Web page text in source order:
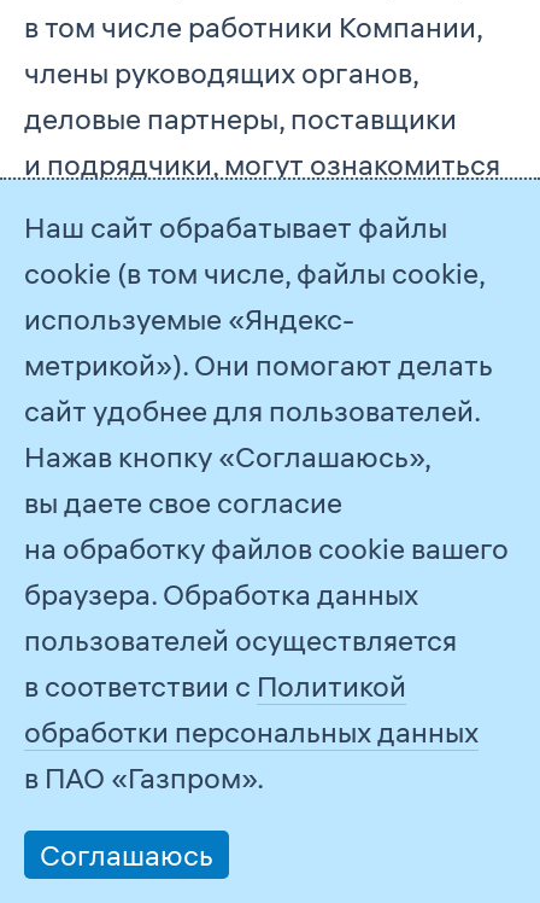
в том числе работники Компании,
члены руководящих органов,
деловые партнеры, поставщики
и подрядчики, могут ознакомиться
с Антикоррупционной политикой
ПАО «Газпром»
на официальном
сайте Компании.
В 2018 г. в ПАО «Газпром»
утвержденПлан противодействия
коррупции на 2018–2020 гг.
Электронная версияПлана
размещена на информационном
портале Службы корпоративной
защиты ПАО «Газпром»
в свободном доступе для
руководителей структурных
подразделений, дочерних обществ
и организаций ПАО «Газпром» для
исполнения и разработки
Наш сайт обрабатывает файлы
cookie (в том числе, файлы cookie,
используемые «Яндекс-
метрикой»). Они помогают делать
сайт удобнее для пользователей.
Нажав кнопку «Соглашаюсь»,
вы даете свое согласие
на обработку файлов cookie вашего
браузера. Обработка данных
пользователей осуществляется
в соответствии с Политикой
обработки персональных данных
в ПАО «Газпром».
Соглашаюсь